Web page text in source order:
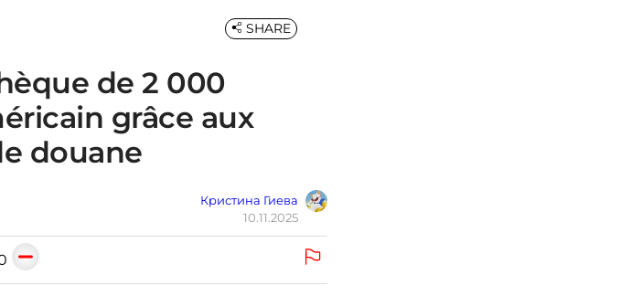
de 2 000
grâce aux
douane
Кристина Гиева
10.11.2025
SHARE